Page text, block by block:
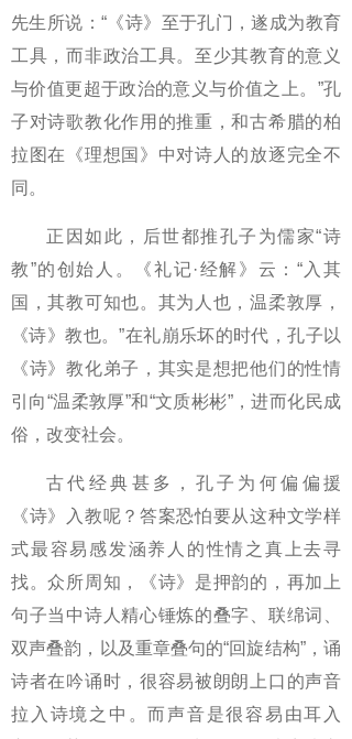
先生所说：“《诗》至于孔门，遂成为教育
工具，而非政治工具。至少其教育的意义
与价值更超于政治的意义与价值之上。”孔
子对诗歌教化作用的推重，和古希腊的柏
拉图在《理想国》中对诗人的放逐完全不
同。
正因如此，后世都推孔子为儒家“诗
教”的创始人。《礼记·经解》云：“入其
国，其教可知也。其为人也，温柔敦厚，
《诗》教也。”在礼崩乐坏的时代，孔子以
《诗》教化弟子，其实是想把他们的性情
引向“温柔敦厚”和“文质彬彬”，进而化民成
俗，改变社会。
古代经典甚多，孔子为何偏偏援
《诗》入教呢？答案恐怕要从这种文学样
式最容易感发涵养人的性情之真上去寻
找。众所周知，《诗》是押韵的，再加上
句子当中诗人精心锤炼的叠字、联绵词、
双声叠韵，以及重章叠句的“回旋结构”，诵
诗者在吟诵时，很容易被朗朗上口的声音
拉入诗境之中。而声音是很容易由耳入